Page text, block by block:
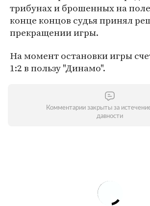
трибунах и брошенных на
конце концов судья принял
прекращении игры.
На момент остановки игры
1:2 в пользу "Динамо".
Комментарии закрыты за
давности